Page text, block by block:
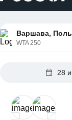
Варшава,
WTA 250
28